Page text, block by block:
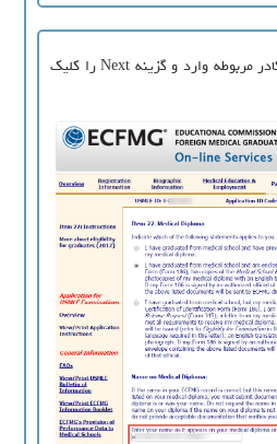
نام کامل خود را در کادر مربوطه وارد و گزینه Next را کلیک